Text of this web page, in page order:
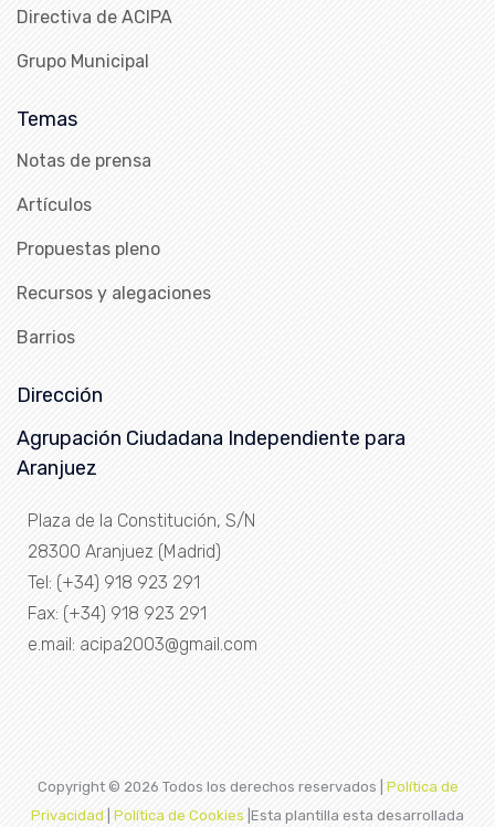
Directiva de ACIPA
Grupo Municipal
Temas
Notas de prensa
Artículos
Propuestas pleno
Recursos y alegaciones
Barrios
Dirección
Agrupación Ciudadana Independiente para
Aranjuez
Plaza de la Constitución, S/N
28300 Aranjuez (Madrid)
Tel: (+34) 918 923 291
Fax: (+34) 918 923 291
e.mail: acipa2003@gmail.com
Copyright © 2026 Todos los derechos reservados | Política de
Privacidad
Política de Cookies |Esta plantilla esta desarrollada